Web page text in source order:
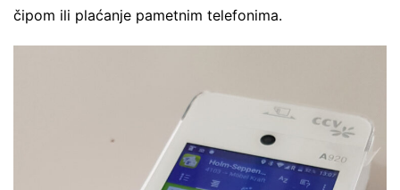
čipom ili plaćanje pametnim telefonima.